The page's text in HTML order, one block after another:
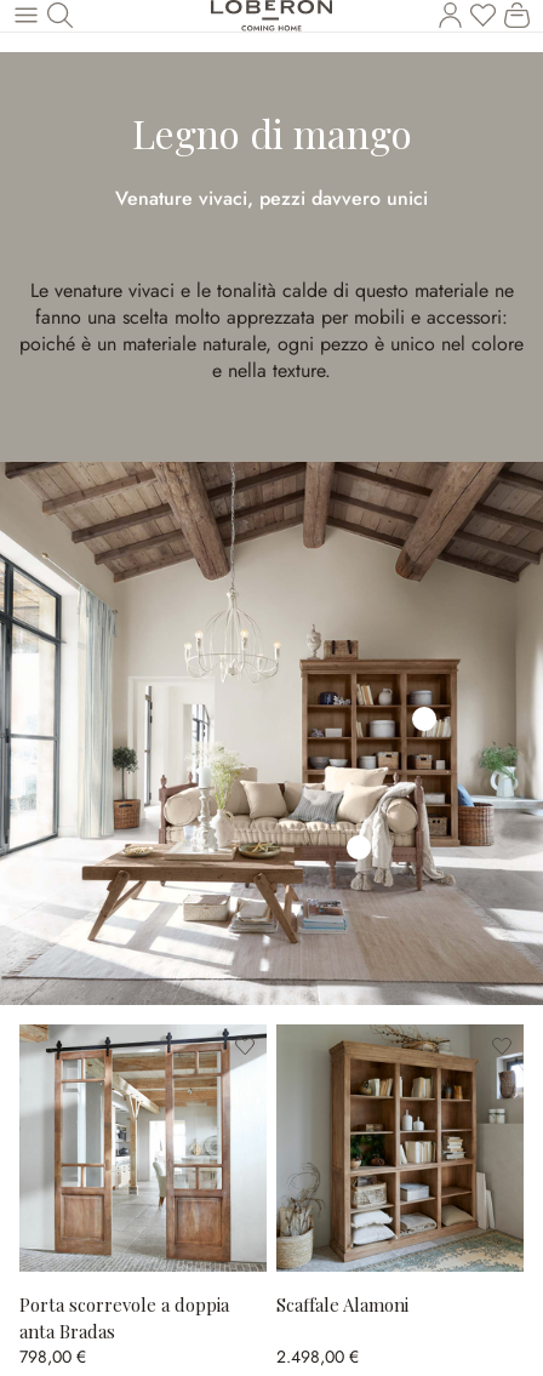
Torna al contenuto principale
Hai 0Il
Legno di mango
Venature vivaci, pezzi davvero unici
Le venature vivaci e le tonalità calde di questo materiale ne
fanno una scelta molto apprezzata per mobili e accessori:
poiché è un materiale naturale, ogni pezzo è unico nel colore
e nella texture.
Porta scorrevole a doppia
anta Bradas
798,00 €
Scaffale Alamoni
2.498,00 €